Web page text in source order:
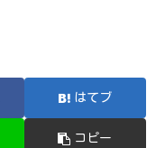
はてブ
コピー